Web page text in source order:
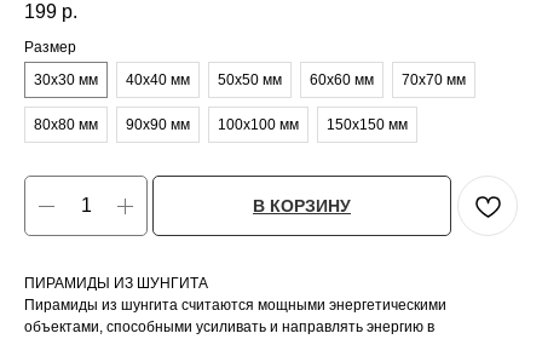
199 р.
Размер
30х30 мм
40х40 мм 50х50 мм 60х60 мм 70х70 мм
80х80 мм 90х90 мм 100х100 мм 150х150 мм
В КОРЗИНУ
ПИРАМИДЫ ИЗ ШУНГИТА
Пирамиды из шунгита считаются мощными энергетическими
объектами, способными усиливать и направлять энергию в